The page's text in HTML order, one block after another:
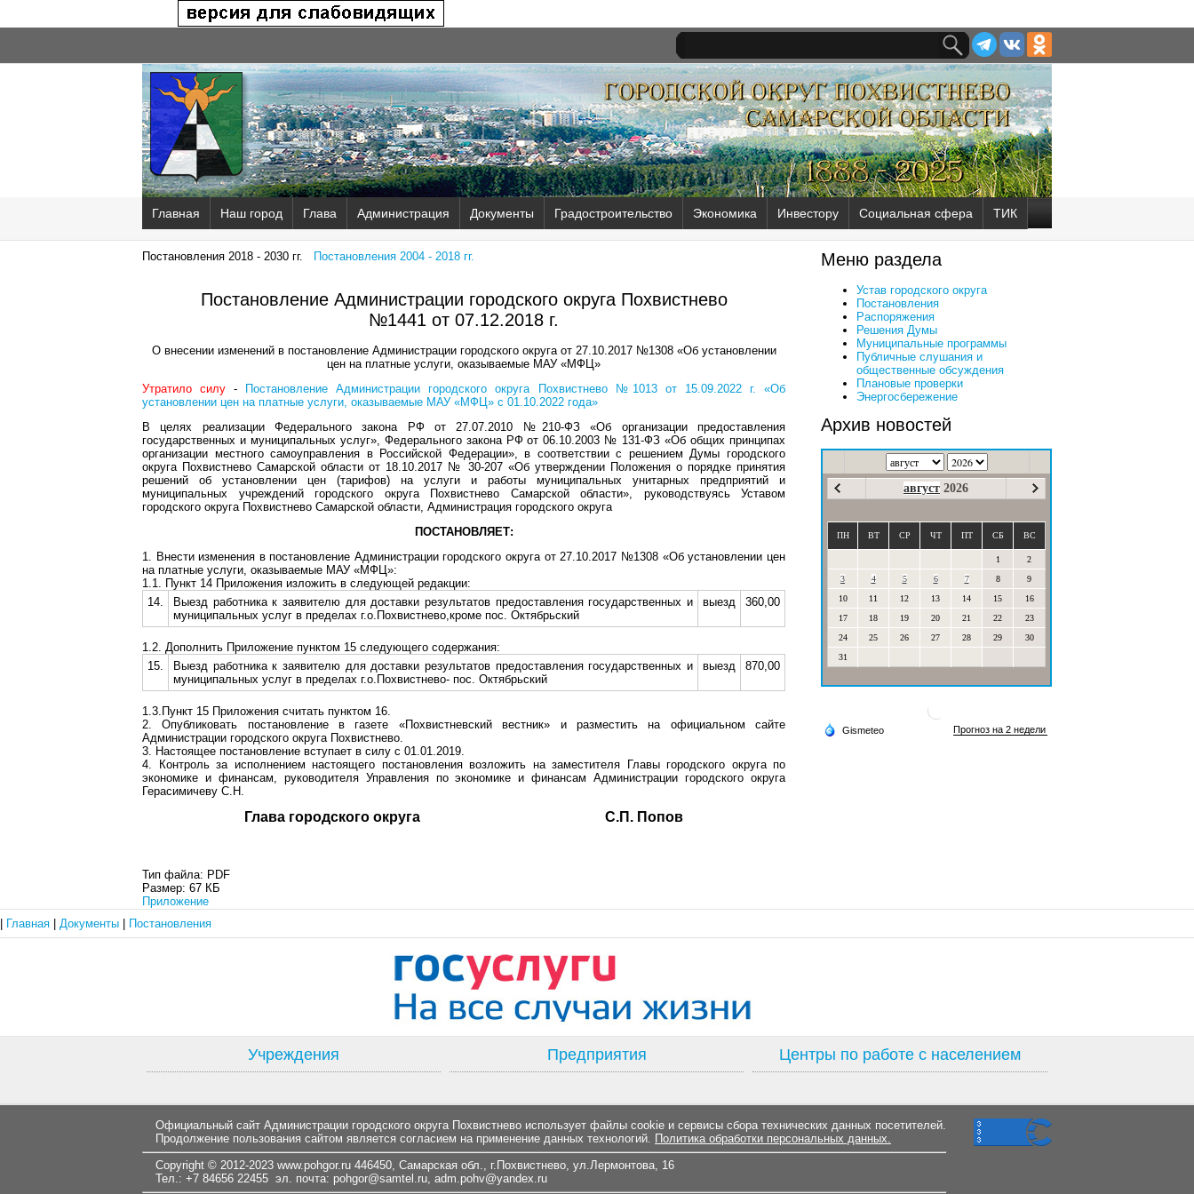
Главная Наш город Глава Администрация Документы Градостроительство Экономика Инвестору Социальная сфера ТИК
Постановления 2018 - 2030 гг. Постановления 2004 - 2018 гг.
Постановление Администрации городского округа Похвистнево
№1441 от 07.12.2018 г.
О внесении изменений в постановление Администрации городского округа от 27.10.2017 №1308 «Об установлении
цен на платные услуги, оказываемые МАУ «МФЦ»
Утратило силу-
Постановление Администрации городского округа Похвистнево №1013 от 15.09.2022 г. «Об
установлении цен на платные услуги, оказываемые МАУ «МФЦ» с 01.10.2022 года»
В целях реализации Федерального закона РФ от 27.07.2010 №210-ФЗ «Об организации предоставления
государственных и муниципальных услуг», Федерального закона РФ от 06.10.2003 № 131-ФЗ «Об общих принципах
организации местного самоуправления в Российской Федерации», в соответствии с решением Думы городского
округа Похвистнево Самарской области от 18.10.2017 № 30-207 «Об утверждении Положения о порядке принятия
решений об установлении цен (тарифов) на услуги и работы муниципальных унитарных предприятий и
муниципальных учреждений городского округа Похвистнево Самарской области», руководствуясь Уставом
городского округа Похвистнево Самарской области, Администрация городского округа
ПОСТАНОВЛЯЕТ:
1. Внести изменения в постановление Администрации городского округа от 27.10.2017 №1308 «Об установлении цен
на платные услуги, оказываемые МАУ «МФЦ»:
1.1. Пункт 14 Приложения изложить в следующей редакции:
14.
Выезд работника к заявителю для доставки результатов предоставления государственных и
муниципальных услуг в пределах г.о.Похвистнево,кроме пос. Октябрьский
выезд 360,00
1.2. Дополнить Приложение пунктом 15 следующего содержания:
15.
Выезд работника к заявителю для доставки результатов предоставления государственных и
муниципальных услуг в пределах г.о.Похвистнево- пос. Октябрьский
выезд 870,00
1.3.Пункт 15 Приложения считать пунктом 16.
2. Опубликовать постановление в газете «Похвистневский вестник» и разместить на официальном сайте
Администрации городского округа Похвистнево.
3. Настоящее постановление вступает в силу с 01.01.2019.
4. Контроль за исполнением настоящего постановления возложить на заместителя Главы городского округа по
экономике и финансам, руководителя Управления по экономике и финансам Администрации городского округа
Герасимичеву С.Н.
Глава городского округа С.П. Попов
Тип файла: PDF
Размер: 67 КБ
Приложение
Меню раздела
Устав городского округа
Постановления
Распоряжения
Решения Думы
Муниципальные программы
Публичные слушания и
общественные обсуждения
Плановые проверки
Энергосбережение
Архив новостей
август 2026
ПН ВТ СР ЧТ ПТ СБ ВС
1
2
3
4 5 6 7 8
9
10
11 12 13 14 15
16
17
18 19 20 21 22
23
24
25 26 27 28 29
30
31
Главная Документы Постановления
Учреждения Предприятия Центры по работе с населением
Официальный сайт Администрации городского округа Похвистнево использует файлы cookie и сервисы сбора технических данных посетителей.
Продолжение пользования сайтом является согласием на применение данных технологий. Политика обработки персональных данных.
Copyright © 2012-2023 www.pohgor.ru 446450, Самарская обл., г.Похвистнево, ул.Лермонтова, 16
Тел.: +7 84656 22455 эл. почта: pohgor@samtel.ru, adm.pohv@yandex.ru